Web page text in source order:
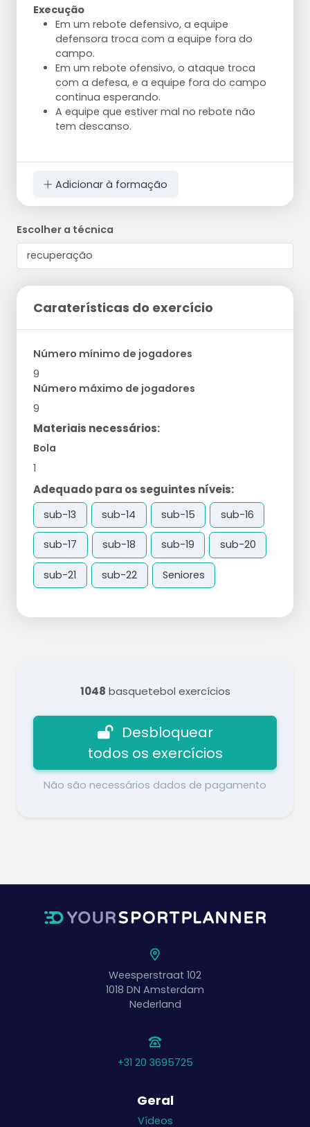
Execução
Em um rebote defensivo, a equipe
defensora troca com a equipe fora do
campo.
Em um rebote ofensivo, o ataque troca
com a defesa, e a equipe fora do campo
continua esperando.
A equipe que estiver mal no rebote não
tem descanso.
Adicionar à formação
Escolher a técnica
Caraterísticas do exercício
Número mínimo de jogadores
9
Número máximo de jogadores
9
Materiais necessários:
Bola
1
Adequado para os seguintes níveis:
sub-13 sub-14 sub-15 sub-16
sub-17 sub-18 sub-19 sub-20
sub-21 sub-22 Seniores
1048 basquetebol exercícios
Desbloquear
todos os exercícios
Não são necessários dados de pagamento
Weesperstraat 102
1018 DN Amsterdam
Nederland
+31 20 3695725
Geral
Vídeos